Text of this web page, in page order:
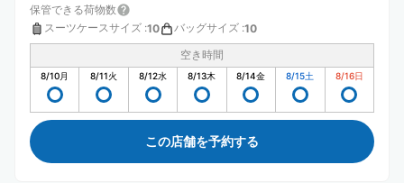
保管できる荷物数
スーツケースサイズ :10 バッグサイズ :10
空き時間
8/10月 8/11火 8/12水 8/13木 8/14金 8/15土 8/16日
この店舗を予約する